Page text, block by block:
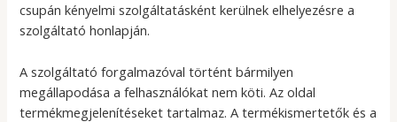
csupán kényelmi szolgáltatásként kerülnek elhelyezésre a
szolgáltató honlapján.
A szolgáltató forgalmazóval történt bármilyen
megállapodása a felhasználókat nem köti. Az oldal
termékmegjelenítéseket tartalmaz. A termékismertetők és a